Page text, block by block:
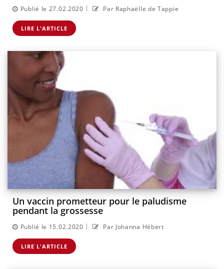
Publié le 27.02.2020 | Par Raphaëlle de Tappie
LIRE L'ARTICLE
Un vaccin prometteur pour le paludisme
pendant la grossesse
Publié le 15.02.2020 | Par Johanna Hébert
LIRE L'ARTICLE